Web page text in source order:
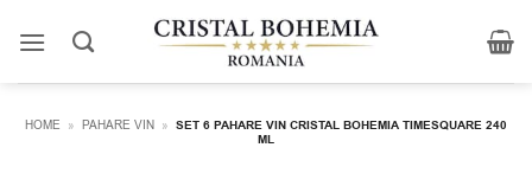
HOME » PAHARE VIN » SET 6 PAHARE VIN CRISTAL BOHEMIA TIMESQUARE 240
ML